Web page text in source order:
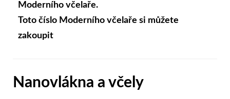
Moderního včelaře.
Toto číslo Moderního včelaře si můžete
zakoupit
Nanovlákna a včely